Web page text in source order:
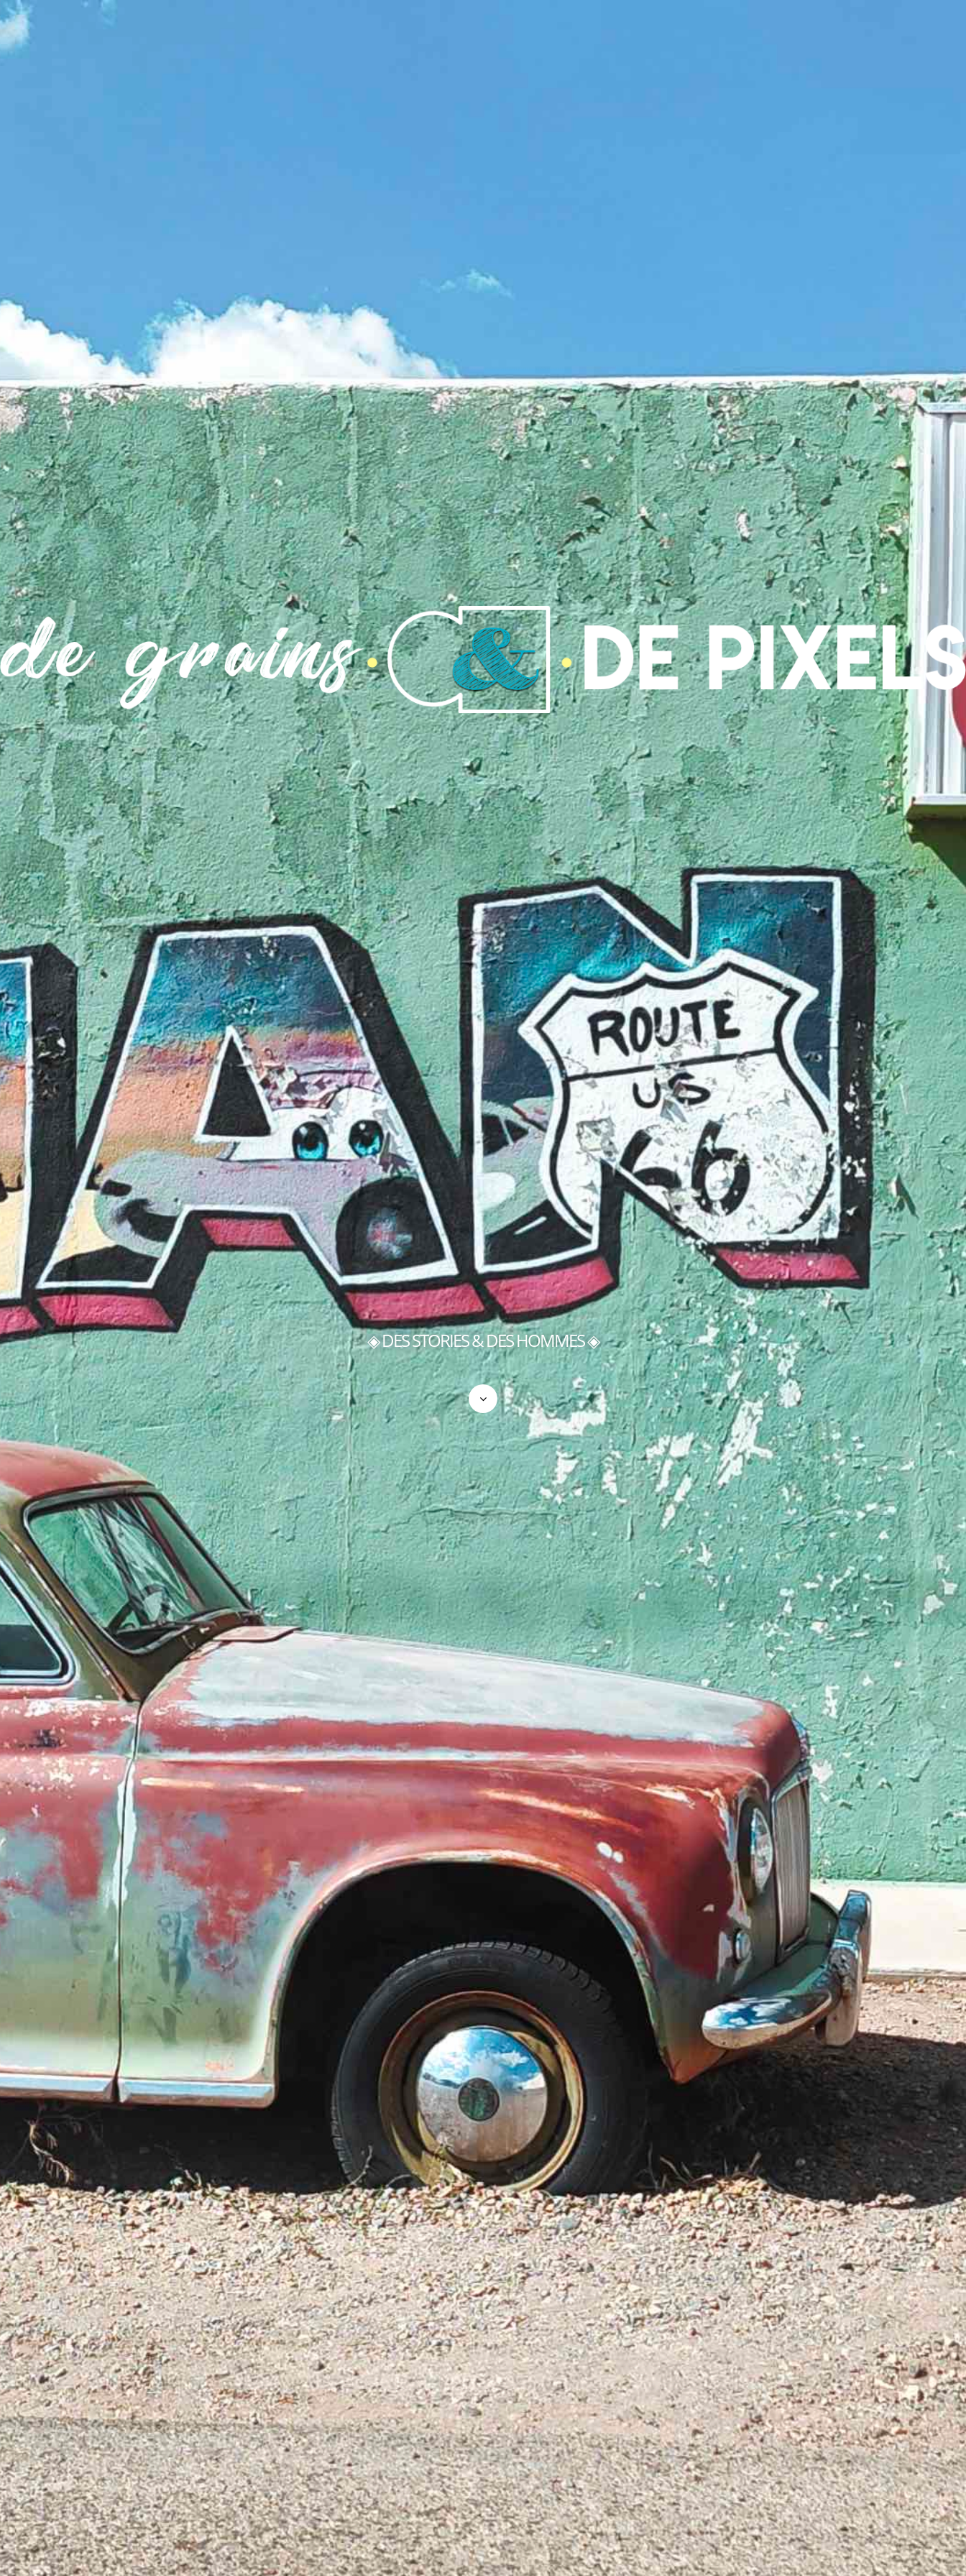
◈ DES STORIES & DES HOMMES ◈